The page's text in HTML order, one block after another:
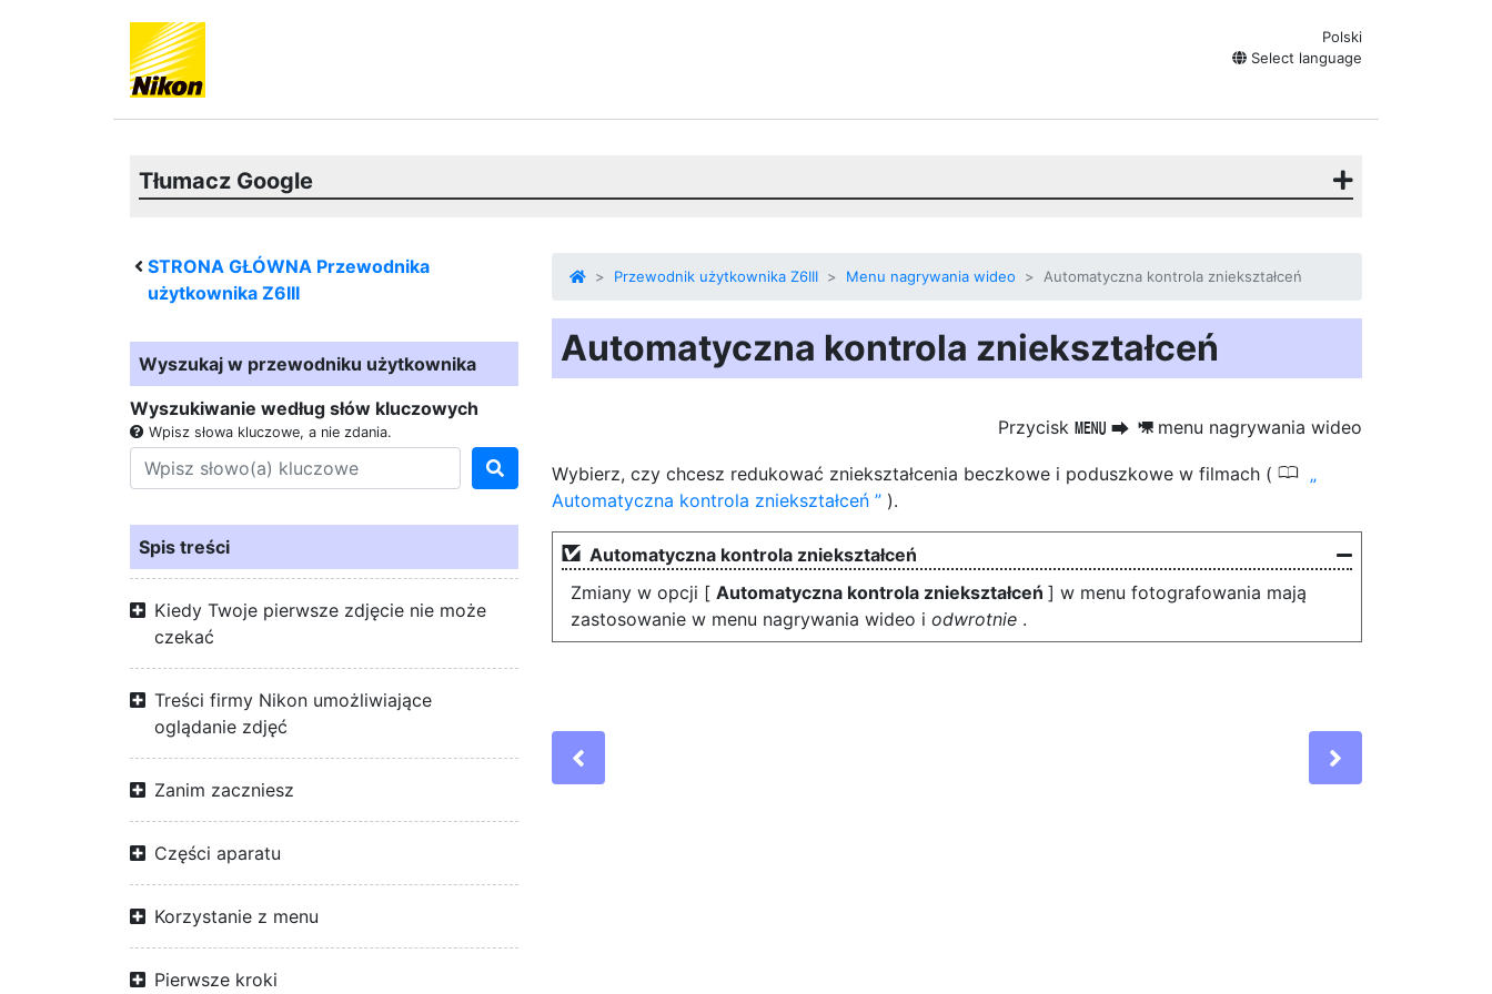
Polski
Select language
Tłumacz Google
STRONA GŁÓWNA Przewodnika
użytkownika Z6III
Wyszukaj w przewodniku użytkownika
Wyszukiwanie według słów kluczowych
Wpisz słowa kluczowe, a nie zdania.
Spis treści
Kiedy Twoje pierwsze zdjęcie nie może
czekać
Treści firmy Nikon umożliwiające
oglądanie zdjęć
Zanim zaczniesz
Części aparatu
Korzystanie z menu
Pierwsze kroki
Przewodnik użytkownika Z6III Menu nagrywania wideo Automatyczna kontrola zniekształceń
Automatyczna kontrola zniekształceń
Przycisk G U 1 menu nagrywania wideo
Wybierz, czy chcesz redukować zniekształcenia beczkowe i poduszkowe w filmach ( 0
Automatyczna kontrola zniekształceń ).
Automatyczna kontrola zniekształceń
Zmiany w opcji [ Automatyczna kontrola zniekształceń ] w menu fotografowania mają
zastosowanie w menu nagrywania wideo i odwrotnie .